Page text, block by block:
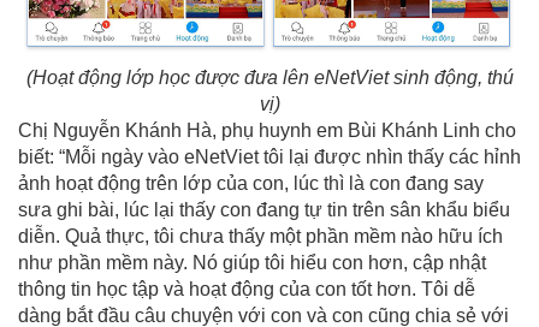
(Hoạt động lớp học được đưa lên eNetViet sinh động, thú
vị)
Chị Nguyễn Khánh Hà, phụ huynh em Bùi Khánh Linh cho
biết: “Mỗi ngày vào eNetViet tôi lại được nhìn thấy các hỉnh
ảnh hoạt động trên lớp của con, lúc thì là con đang say
sưa ghi bài, lúc lại thấy con đang tự tin trên sân khẩu biểu
diễn. Quả thực, tôi chưa thấy một phần mềm nào hữu ích
như phần mềm này. Nó giúp tôi hiểu con hơn, cập nhật
thông tin học tập và hoạt động của con tốt hơn. Tôi dễ
dàng bắt đầu câu chuyện với con và con cũng chia sẻ với